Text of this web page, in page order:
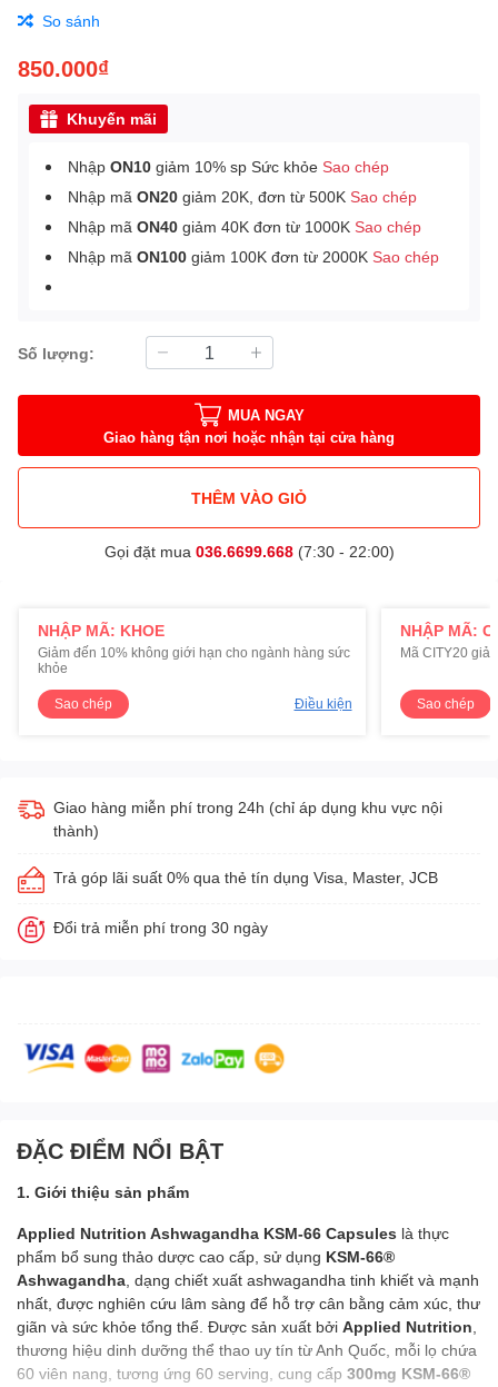
So sánh
850.000₫
Khuyến mãi
Nhập ON10 giảm 10% sp Sức khỏe Sao chép
Nhập mã ON20 giảm 20K, đơn từ 500K Sao chép
Nhập mã ON40 giảm 40K đơn từ 1000K Sao chép
Nhập mã ON100 giảm 100K đơn từ 2000K Sao chép
Số lượng:
MUA NGAY
Giao hàng tận nơi hoặc nhận tại cửa hàng
THÊM VÀO GIỎ
Gọi đặt mua 036.6699.668(7:30 - 22:00)
NHẬP MÃ: KHOE
Giảm đến 10% không giới hạn cho ngành hàng sức
khỏe
Sao chép Điều kiện
NHẬP MÃ:
Mã CITY20
Sao chép
Giao hàng miễn phí trong 24h (chỉ áp dụng khu vực nội
thành)
Trả góp lãi suất 0% qua thẻ tín dụng Visa, Master, JCB
Đổi trả miễn phí trong 30 ngày
ĐẶC ĐIỂM NỔI BẬT
1. Giới thiệu sản phẩm
Applied Nutrition Ashwagandha KSM-66 Capsules là thực
phẩm bổ sung thảo dược cao cấp, sử dụng KSM-66®
Ashwagandha , dạng chiết xuất ashwagandha tinh khiết và mạnh
nhất, được nghiên cứu lâm sàng để hỗ trợ cân bằng cảm xúc, thư
giãn và sức khỏe tổng thể. Được sản xuất bởi Applied Nutrition
thương hiệu dinh dưỡng thể thao uy tín từ Anh Quốc, mỗi lọ chứa
60 viên nang, tương ứng 60 serving, cung cấp 300mg KSM-66®